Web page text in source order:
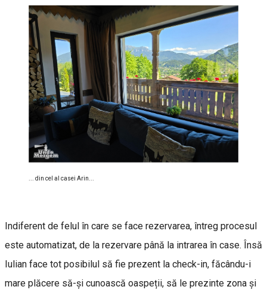
... din cel al casei Arin...
Indiferent de felul în care se face rezervarea, întreg procesul
este automatizat, de la rezervare până la intrarea în case. Însă
Iulian face tot posibilul să fie prezent la check-in, făcându-i
mare plăcere să-și cunoască oaspeții, să le prezinte zona și